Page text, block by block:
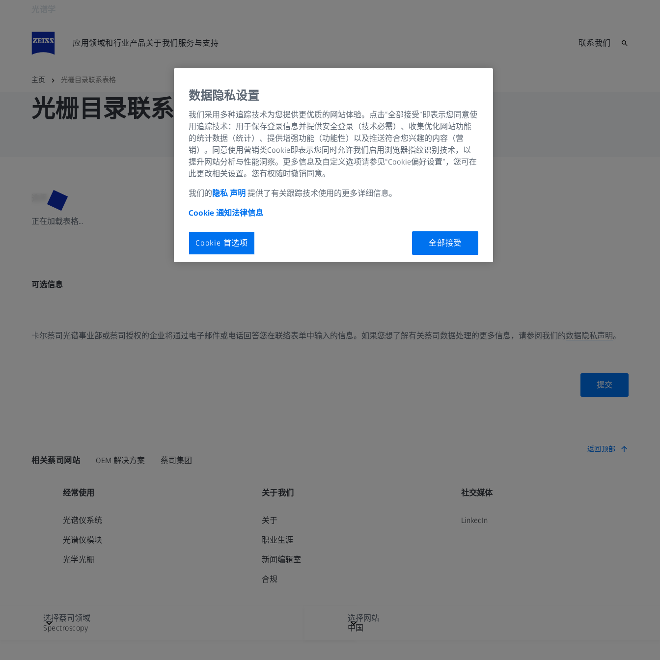
应用领域和行业产品关于我们 服务与支持 联系我们
主页 光栅目录联系表格
光栅目录联系表格
正在加载表格...
可选信息
卡尔蔡司光谱事业部或蔡司授权的企业将通过电子邮件或电话回答您在联络表单中输入的信息。如果您想了解有关蔡司数据处理的更多信息，请参阅我们的数据隐私声明。
提交
返回顶部
相关蔡司网站 OEM 解决方案 蔡司集团
经常使用
光谱仪系统
光谱仪模块
光学光栅
关于我们
关于
职业生涯
新闻编辑室
合规
社交媒体
LinkedIn
选择蔡司领域
Spectroscopy
选择网站
中国
数据隐私设置
我们采用多种追踪技术为您提供更优质的网站体验。点击“全部接受”即表示您同意使
用追踪技术：用于保存登录信息并提供安全登录（技术必需）、收集优化网站功能
的统计数据（统计）、提供增强功能（功能性）以及推送符合您兴趣的内容（营
销）。同意使用营销类Cookie即表示您同时允许我们启用浏览器指纹识别技术，以
提升网站分析与性能洞察。更多信息及自定义选项请参见“Cookie偏好设置”，您可在
此更改相关设置。您有权随时撤销同意。
我们的 隐私 声明 提供了有关跟踪技术使用的更多详细信息。
Cookie 通知法律信息
Cookie 首选项 全部接受